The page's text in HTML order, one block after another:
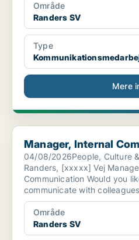
Område
Randers SV
Type
Mere
Manager, Internal Communication
Manager, Internal
04/08/2026People, Culture
Randers, [xxxxx] Vej
Communication Would you
communicate with
Område
Randers SV